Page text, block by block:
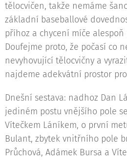
tělocvičen, takže nemáme
základní baseballové
příhoz a chycení míče
Doufejme proto, že počasí co
nevyhovující tělocvičny a
najdeme adekvátní prostor
Dnešní sestava: nadhoz Dan
jediném postu vnějšího pole
Vítečkem Láníkem, o první
Bulant, zbytek vnitřního pole
Průchová, Adámek Bursa a